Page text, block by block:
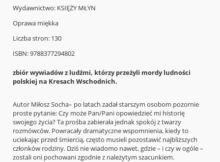
Wydawnictwo: KSIĘŻY MŁYN
Oprawa miękka
Liczba stron: 130
ISBN: 9788377294802
zbiór wywiadów z ludźmi, którzy przeżyli mordy ludności
polskiej na Kresach Wschodnich.
Autor Miłosz Socha– po latach zadał starszym osobom pozornie
proste pytanie: Czy może Pan/Pani opowiedzieć mi historię
swojego życia? Ta prośba zabierała jednak spokój z twarzy
rozmówców. Powracały dramatyczne wspomnienia, kiedy to
uciekając przed śmiercią, często musieli pozostawić najbliższych
członków rodziny. Dziś nie wiadomo nawet, gdzie – i czy w ogóle –
zostali oni pochowani zgodnie z należytym szacunkiem.